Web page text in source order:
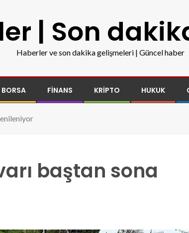
| Son
Haberler ve son dakika gelişmeleri | Güncel haber
BORSA FINANS KRIPTO HUKUK
baştan sona